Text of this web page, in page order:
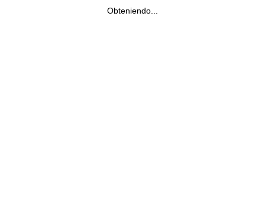
Obteniendo...